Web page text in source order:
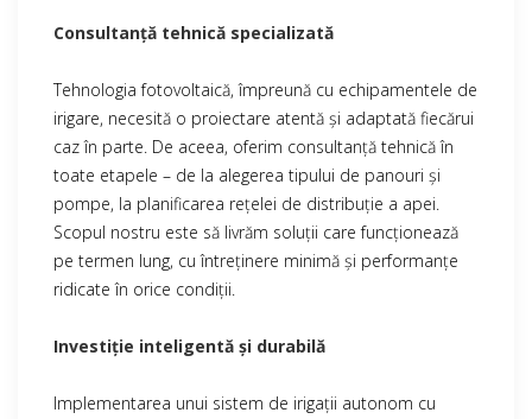
Consultanță tehnică specializată
Tehnologia fotovoltaică, împreună cu echipamentele de
irigare, necesită o proiectare atentă și adaptată fiecărui
caz în parte. De aceea, oferim consultanță tehnică în
toate etapele – de la alegerea tipului de panouri și
pompe, la planificarea rețelei de distribuție a apei.
Scopul nostru este să livrăm soluții care funcționează
pe termen lung, cu întreținere minimă și performanțe
ridicate în orice condiții.
Investiție inteligentă și durabilă
Implementarea unui sistem de irigații autonom cu